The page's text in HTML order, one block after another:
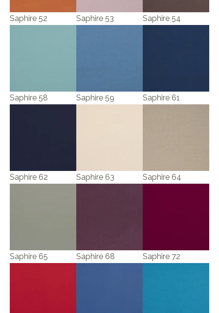
Saphire 52 Saphire 53 Saphire 54
Saphire 58 Saphire 59 Saphire 61
Saphire 62 Saphire 63 Saphire 64
Saphire 65 Saphire 68 Saphire 72